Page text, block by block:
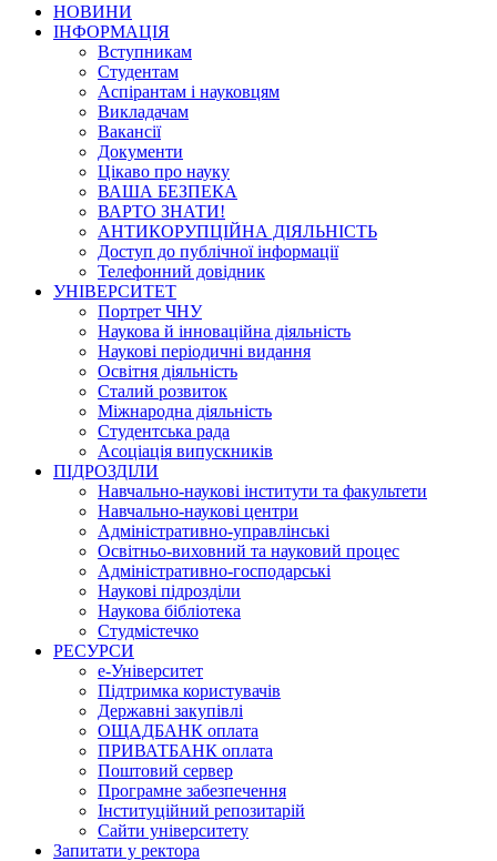
НОВИНИ
ІНФОРМАЦІЯ
Вступникам
Студентам
Аспірантам і науковцям
Викладачам
Вакансії
Документи
Цікаво про науку
ВАША БЕЗПЕКА
ВАРТО ЗНАТИ!
АНТИКОРУПЦІЙНА ДІЯЛЬНІСТЬ
Доступ до публічної інформації
Телефонний довідник
УНІВЕРСИТЕТ
Портрет ЧНУ
Наукова й інноваційна діяльність
Наукові періодичні видання
Освітня діяльність
Сталий розвиток
Міжнародна діяльність
Студентська рада
Асоціація випускників
ПІДРОЗДІЛИ
Навчально-наукові інститути та факультети
Навчально-наукові центри
Адміністративно-управлінські
Освітньо-виховний та науковий процес
Адміністративно-господарські
Наукові підрозділи
Наукова бібліотека
Студмістечко
РЕСУРСИ
е-Університет
Підтримка користувачів
Державні закупівлі
ОЩАДБАНК оплата
ПРИВАТБАНК оплата
Поштовий сервер
Програмне забезпечення
Інституційний репозитарій
Сайти університету
Запитати у ректора